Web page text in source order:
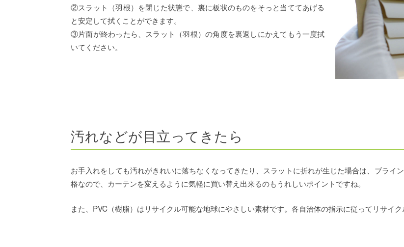
②スラット（羽根）を閉じた状態で、裏に板状のものをそっと当ててあげる
と安定して拭くことができます。
③片面が終わったら、スラット（羽根）の角度を裏返しにかえてもう一度拭
いてください。
汚れなどが目立ってきたら
お手入れをしても汚れがきれいに落ちなくなってきたり、スラットに折れが生じた場合は、ブライ
格なので、カーテンを変えるように気軽に買い替え出来るのもうれしいポイントですね。
また、PVC（樹脂）はリサイクル可能な地球にやさしい素材です。各自治体の指示に従ってリサイク